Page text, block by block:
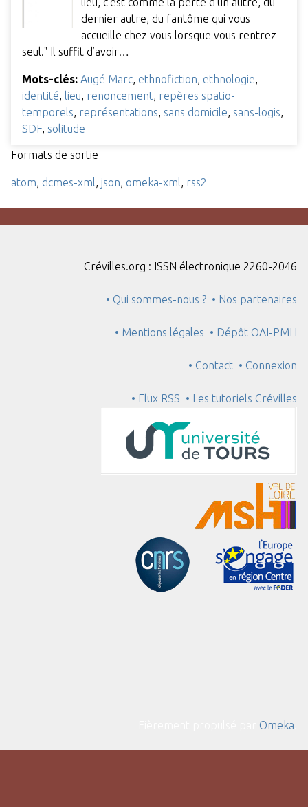
dernier autre, du fantôme qui vous
accueille chez vous lorsque vous rentrez
seul." Il suffit d’avoir…
Mots-clés: Augé Marc ethnofiction ethnologie
identité
lieu renoncement repères spatio-
temporels représentations sans domicile sans-logis
SDF, solitude
Formats de sortie
atom dcmes-xml json omeka-xml rss2
Crévilles.org : ISSN électronique 2260-2046
• Qui sommes-nous ? • Nos partenaires
• Mentions légales • Dépôt OAI-PMH
• Contact • Connexion
• Flux RSS • Les tutoriels Crévilles
Omeka